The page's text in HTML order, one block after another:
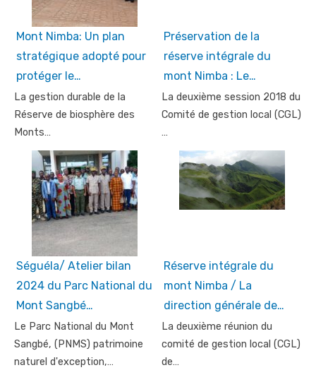
Mont Nimba: Un plan
stratégique adopté pour
protéger le…
La gestion durable de la
Réserve de biosphère des
Monts…
Préservation de la
réserve intégrale du
mont Nimba : Le…
La deuxième session 2018 du
Comité de gestion local (CGL)
…
Séguéla/ Atelier bilan
2024 du Parc National du
Mont Sangbé…
Le Parc National du Mont
Sangbé, (PNMS) patrimoine
naturel d'exception,…
Réserve intégrale du
mont Nimba / La
direction générale de…
La deuxième réunion du
comité de gestion local (CGL)
de…